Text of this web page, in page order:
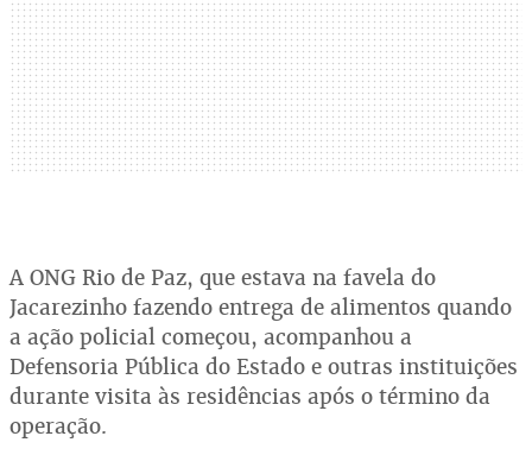
A ONG Rio de Paz, que estava na favela do
Jacarezinho fazendo entrega de alimentos quando
a ação policial começou, acompanhou a
Defensoria Pública do Estado e outras instituições
durante visita às residências após o término da
operação.